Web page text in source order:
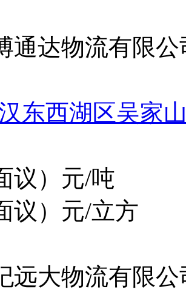
通达物流有限公
东西湖区吴家
议）元/吨
议）元/立方
远大物流有限公